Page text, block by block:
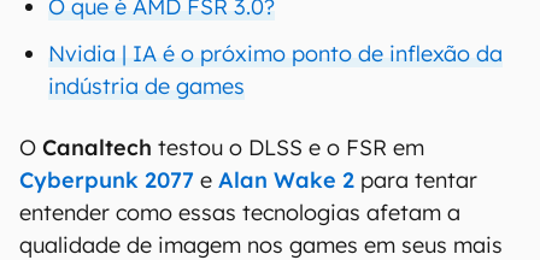
O que é AMD FSR 3.0?
Nvidia | IA é o próximo ponto de inflexão da
indústria de games
O Canaltech testou o DLSS e o FSR em
Cyberpunk 2077 e Alan Wake 2 para tentar
entender como essas tecnologias afetam a
qualidade de imagem nos games em seus mais